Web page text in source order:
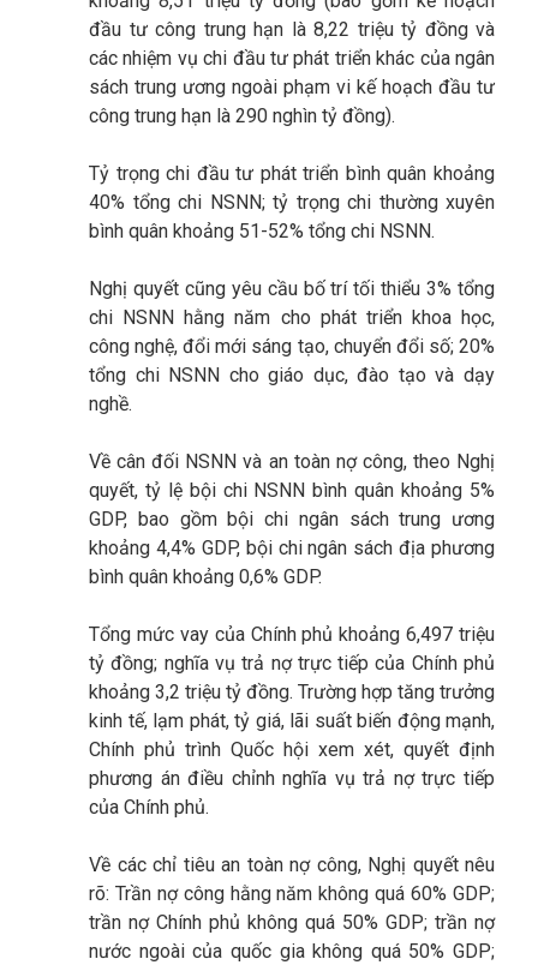
đầu tư công trung hạn là 8,22 triệu tỷ đồng và
các nhiệm vụ chi đầu tư phát triển khác của ngân
sách trung ương ngoài phạm vi kế hoạch đầu tư
công trung hạn là 290 nghìn tỷ đồng).
Tỷ trọng chi đầu tư phát triển bình quân khoảng
40% tổng chi NSNN; tỷ trọng chi thường xuyên
bình quân khoảng 51-52% tổng chi NSNN.
Nghị quyết cũng yêu cầu bố trí tối thiểu 3% tổng
chi NSNN hằng năm cho phát triển khoa học,
công nghệ, đổi mới sáng tạo, chuyển đổi số; 20%
tổng chi NSNN cho giáo dục, đào tạo và dạy
nghề.
Về cân đối NSNN và an toàn nợ công, theo Nghị
quyết, tỷ lệ bội chi NSNN bình quân khoảng 5%
GDP, bao gồm bội chi ngân sách trung ương
khoảng 4,4% GDP, bội chi ngân sách địa phương
bình quân khoảng 0,6% GDP.
Tổng mức vay của Chính phủ khoảng 6,497 triệu
tỷ đồng; nghĩa vụ trả nợ trực tiếp của Chính phủ
khoảng 3,2 triệu tỷ đồng. Trường hợp tăng trưởng
kinh tế, lạm phát, tỷ giá, lãi suất biến động mạnh,
Chính phủ trình Quốc hội xem xét, quyết định
phương án điều chỉnh nghĩa vụ trả nợ trực tiếp
của Chính phủ.
Về các chỉ tiêu an toàn nợ công, Nghị quyết nêu
rõ: Trần nợ công hằng năm không quá 60% GDP;
trần nợ Chính phủ không quá 50% GDP; trần nợ
nước ngoài của quốc gia không quá 50% GDP;